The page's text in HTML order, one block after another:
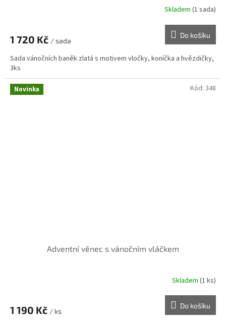
Skladem (1 sada)
1 720 Kč / sada
Do košíku
Sada vánočních baněk zlatá s motivem vločky, koníčka a hvězdičky,
3ks
Novinka
Adventní věnec s vánočním vláčkem
Skladem (1 ks)
1 190 Kč / ks
Do košíku
Kód: 348